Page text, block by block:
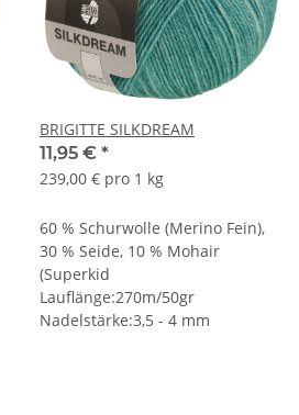
BRIGITTE SILKDREAM
11,95 € *
239,00 € pro 1 kg
60 % Schurwolle (Merino Fein),
30 % Seide, 10 % Mohair
(Superkid
Lauflänge:270m/50gr
Nadelstärke:3,5 - 4 mm